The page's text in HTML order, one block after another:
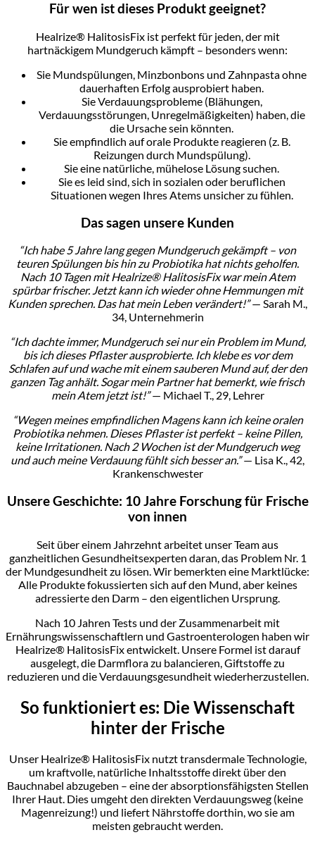
Für wen ist dieses Produkt geeignet?
Healrize® HalitosisFix ist perfekt für jeden, der mit
hartnäckigem Mundgeruch kämpft – besonders wenn:
Sie Mundspülungen, Minzbonbons und Zahnpasta ohne
dauerhaften Erfolg ausprobiert haben.
Sie Verdauungsprobleme (Blähungen,
Verdauungsstörungen, Unregelmäßigkeiten) haben, die
die Ursache sein könnten.
Sie empfindlich auf orale Produkte reagieren (z. B.
Reizungen durch Mundspülung).
Sie eine natürliche, mühelose Lösung suchen.
Sie es leid sind, sich in sozialen oder beruflichen
Situationen wegen Ihres Atems unsicher zu fühlen.
Das sagen unsere Kunden
“Ich habe 5 Jahre lang gegen Mundgeruch gekämpft – von
teuren Spülungen bis hin zu Probiotika hat nichts geholfen.
Nach 10 Tagen mit Healrize® HalitosisFix war mein Atem
spürbar frischer. Jetzt kann ich wieder ohne Hemmungen mit
Kunden sprechen. Das hat mein Leben verändert!”— Sarah M.,
34, Unternehmerin
“Ich dachte immer, Mundgeruch sei nur ein Problem im Mund,
bis ich dieses Pflaster ausprobierte. Ich klebe es vor dem
Schlafen auf und wache mit einem sauberen Mund auf, der den
ganzen Tag anhält. Sogar mein Partner hat bemerkt, wie frisch
mein Atem jetzt ist!”— Michael T., 29, Lehrer
“Wegen meines empfindlichen Magens kann ich keine oralen
Probiotika nehmen. Dieses Pflaster ist perfekt – keine Pillen,
keine Irritationen. Nach 2 Wochen ist der Mundgeruch weg
und auch meine Verdauung fühlt sich besser an.”— Lisa K., 42,
Krankenschwester
Unsere Geschichte: 10 Jahre Forschung für Frische
von innen
Seit über einem Jahrzehnt arbeitet unser Team aus
ganzheitlichen Gesundheitsexperten daran, das Problem Nr. 1
der Mundgesundheit zu lösen. Wir bemerkten eine Marktlücke:
Alle Produkte fokussierten sich auf den Mund, aber keines
adressierte den Darm – den eigentlichen Ursprung.
Nach 10 Jahren Tests und der Zusammenarbeit mit
Ernährungswissenschaftlern und Gastroenterologen haben wir
Healrize® HalitosisFix entwickelt. Unsere Formel ist darauf
ausgelegt, die Darmflora zu balancieren, Giftstoffe zu
reduzieren und die Verdauungsgesundheit wiederherzustellen.
So funktioniert es: Die Wissenschaft
hinter der Frische
Unser Healrize® HalitosisFix nutzt transdermale Technologie,
um kraftvolle, natürliche Inhaltsstoffe direkt über den
Bauchnabel abzugeben – eine der absorptionsfähigsten Stellen
Ihrer Haut. Dies umgeht den direkten Verdauungsweg (keine
Magenreizung!) und liefert Nährstoffe dorthin, wo sie am
meisten gebraucht werden.